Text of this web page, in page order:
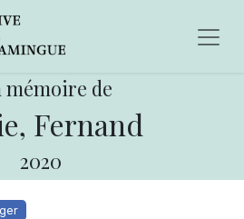
mémoire de
Fernand
2020